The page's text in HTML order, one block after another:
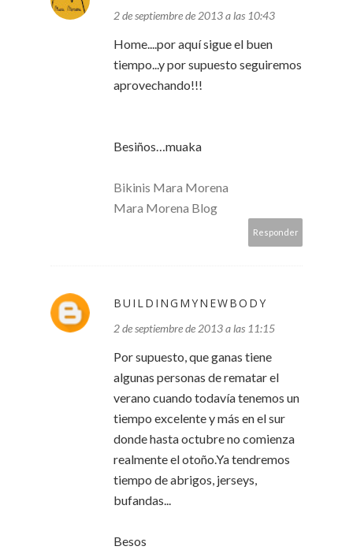
2 de septiembre de 2013 a las 10:43
Home....por aquí sigue el buen
tiempo...y por supuesto seguiremos
aprovechando!!!
Besiños…muaka
Bikinis Mara Morena
Mara Morena Blog
Responder
BUILDINGMYNEWBODY
2 de septiembre de 2013 a las 11:15
Por supuesto, que ganas tiene
algunas personas de rematar el
verano cuando todavía tenemos un
tiempo excelente y más en el sur
donde hasta octubre no comienza
realmente el otoño.Ya tendremos
tiempo de abrigos, jerseys,
bufandas...
Besos